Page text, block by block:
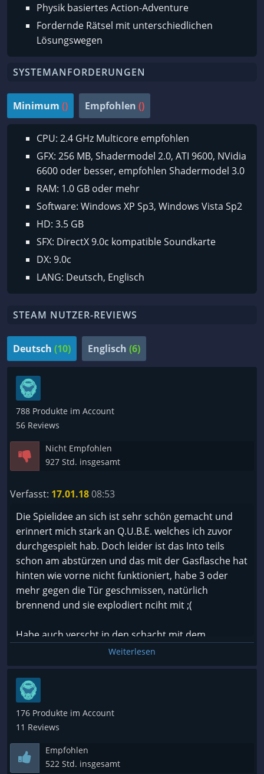
Physik basiertes Action-Adventure
Fordernde Rätsel mit unterschiedlichen
Lösungswegen
SYSTEMANFORDERUNGEN
Minimum () Empfohlen ()
CPU: 2.4 GHz Multicore empfohlen
GFX: 256 MB, Shadermodel 2.0, ATI 9600, NVidia
6600 oder besser, empfohlen Shadermodel 3.0
RAM: 1.0 GB oder mehr
Software: Windows XP Sp3, Windows Vista Sp2
HD: 3.5 GB
SFX: DirectX 9.0c kompatible Soundkarte
DX: 9.0c
LANG: Deutsch, Englisch
STEAM NUTZER-REVIEWS
Deutsch (10) Englisch (6)
788 Produkte im Account
56 Reviews
Nicht Empfohlen
927 Std. insgesamt
Verfasst: 17.01.1808:53
Die Spielidee an sich ist sehr schön gemacht und
erinnert mich stark an Q.U.B.E. welches ich zuvor
durchgespielt hab. Doch leider ist das Into teils
schon am abstürzen und das mit der Gasflasche hat
hinten wie vorne nicht funktioniert, habe 3 oder
mehr gegen die Tür geschmissen, natürlich
brennend und sie explodiert nciht mit ;(
Habe auch verscht in den schacht mit dem
Rollgitter und dem Timing eine Kiste rein zu
buzieren, soe wie es ausschaut soll da wohl eine
rein, aber das funktioniert genau so wenig und habe
dann aufgegeben. Weil es mission impossibel ist
und man einfach fäst hängt, sehr schade ;(
Weiterlesen
176 Produkte im Account
11 Reviews
Empfohlen
522 Std. insgesamt